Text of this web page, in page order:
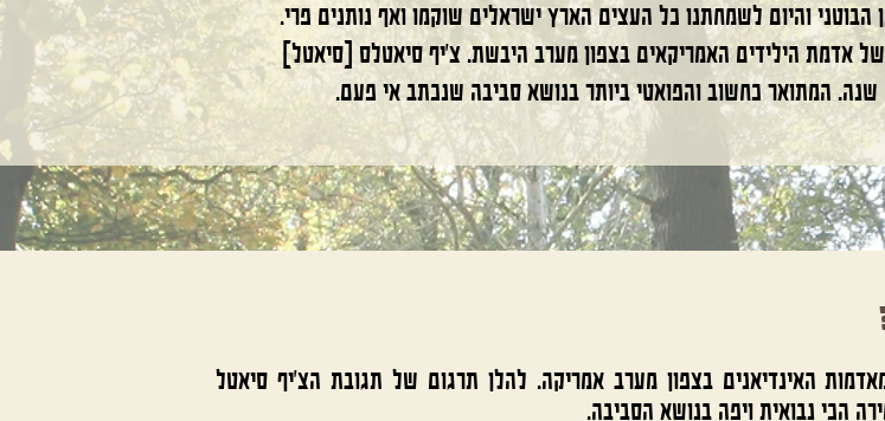
המתואר כחשוב והפואטי ביותר בנושא סביבה שנכתב אי פעם.
ארה”ב לקנות 8 מיליון דונם מאדמות האינדיאנים בצפון מערב אמריקה. להלן תרגום של תגובת הצ’יף סיאטל